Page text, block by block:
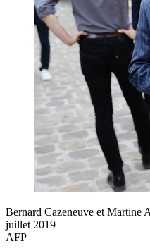
Bernard Cazeneuve et Martine
juillet 2019
AFP